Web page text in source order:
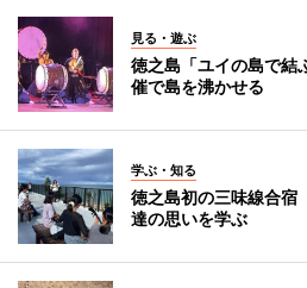
見る・遊ぶ
徳之島「ユイの島で
催で島を沸かせる
学ぶ・知る
徳之島初の三味線合
達の思いを学ぶ